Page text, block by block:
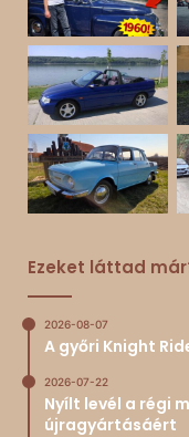
Ezeket láttad
2026-08-07
A győri Knight
2026-07-22
Nyílt levél a régi
újragyártásáért